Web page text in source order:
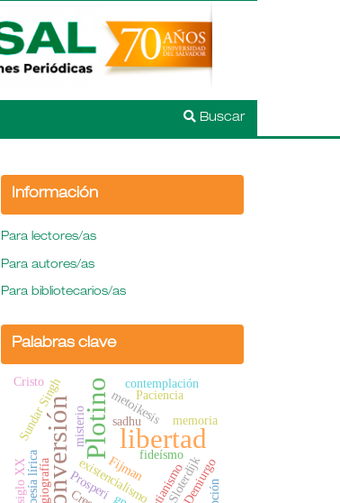
Buscar
Información
Para lectores/as
Para autores/as
Para bibliotecarios/as
Palabras clave
libertad
conversiónPlotino
existencialismo
Sundar Singh
Prosperi
hagiografía
sadhu
metoikesis
Paciencia
Sloterdijk
Fijman
Cristo
fideísmo
contemplación
memoria
Demiurgo
misterio
poesía lírica
siglo XX